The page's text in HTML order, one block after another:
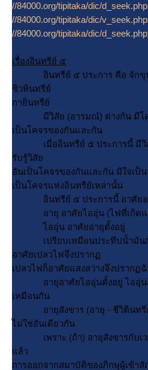
//84000.org/tipitaka/dic/
//84000.org/tipitaka/dic/
//84000.org/tipitaka/dic/
เรื่องอินทรีย์ ๕
อินทรีย์ ๕ ประการ คือ จักขุน
ชิวหินทรีย์
กายินทรีย์
มีวิสัย (อารมณ์) ต่างกัน มีโคจ
เป็นโคจรของกันและกัน
เมื่ออินทรีย์ ๕ ประการนี้ มีวิสั
รับรู้วิสั
อันเป็นโคจรของกันและกัน มีใจเป็
เป็นโคจรแห่งอินทรีย์เหล่านั้น
อินทรีย์ ๕ ประการนี้ อาศัยอา
อายุ อาศัยไออุ่น (ไฟที่เกิดแต่
ไออุ่น อาศัยอายุตั้งอยู่
เปรียบเหมือนประทีปน้ำมันกำ
อาศัยเปลวไฟจึงปราก
เปลวไฟก็อาศัยแสงสว่างจึงปรากฏ
อายุอาศัยไออุ่นตั้งอยู่ ไออุ่นก็
เหมือนกัน
อายุสังขาร (อายุ - ชีวิตินทรีย์)
ไม่ใช่อันเดียวกัน
เพราะ (ถ้า) อายุสังขารกับเว
ล้ว
การออกจากสมาบัติของภิกษุผู้เข้า